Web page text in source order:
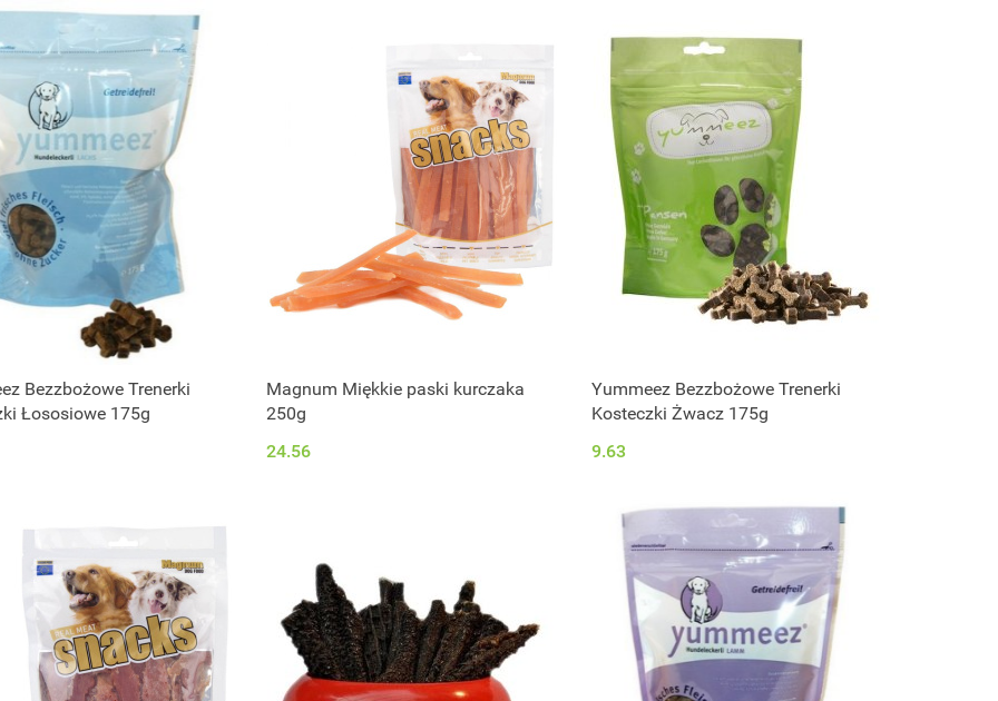
Bezzbożowe Trenerki
Łososiowe 175g
Magnum Miękkie paski kurczaka
250g
24.56
Yummeez Bezzbożowe Trenerki
Kosteczki Żwacz 175g
9.63